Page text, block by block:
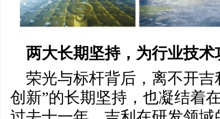
两大长期坚持，为行业技术
荣光与标杆背后，离不开吉
创新”的长期坚持，也凝结着